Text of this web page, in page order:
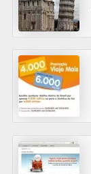
a
n
c
e
i
r
s